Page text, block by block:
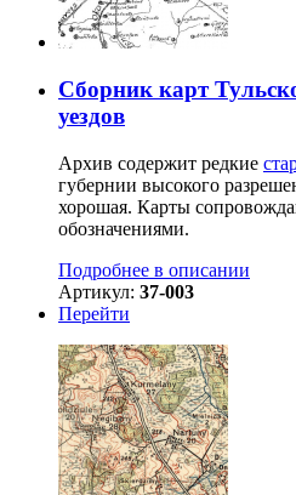
Сборник карт
уездов
Архив содержит редкие
губернии высокого
хорошая. Карты
обозначениями.
Подробнее в описании
Артикул: 37-003
Перейти